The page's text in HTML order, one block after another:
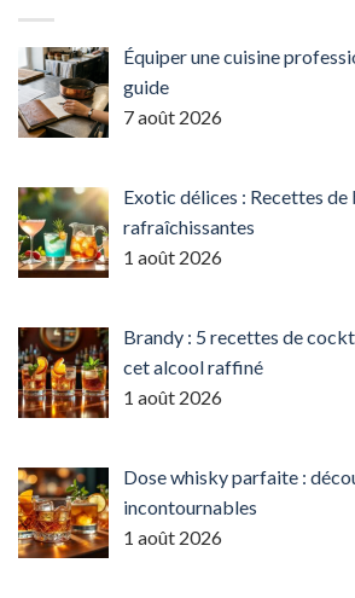
Équiper une cuisine
guide
7 août 2026
Exotic délices : Recettes de
rafraîchissantes
1 août 2026
Brandy : 5 recettes de
cet alcool raffiné
1 août 2026
Dose whisky parfaite :
incontournables
1 août 2026